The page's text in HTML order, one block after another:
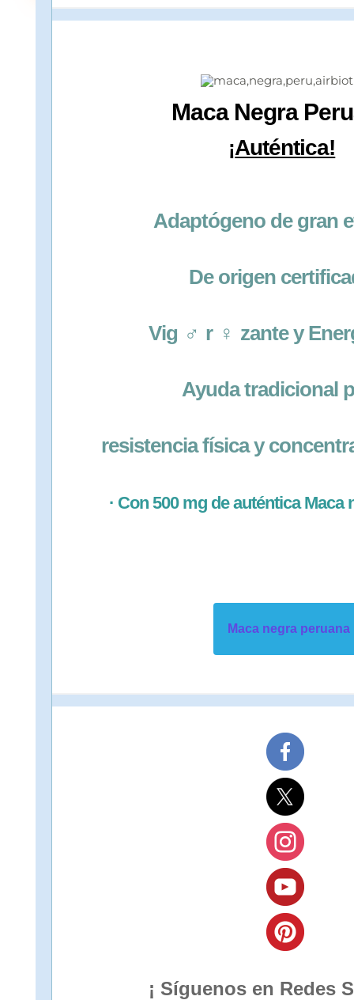
Maca Negra
¡Auténtica!
Adaptógeno de gran
De origen
Vig ♂ r ♀ zante y
Ayuda tradicional
resistencia física y
· Con 500 mg de auténtica Maca
Maca negra peruana
¡ Síguenos en Redes